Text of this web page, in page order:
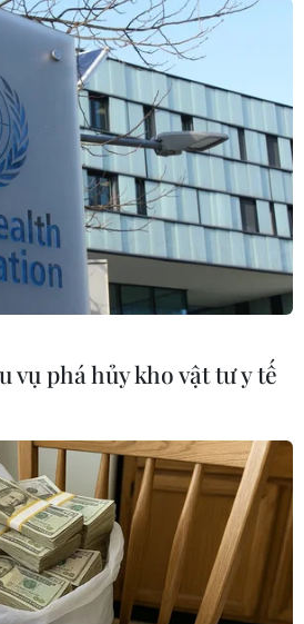
(TTXVN/Vietnam+)
Hàn Quốc
Mỹ
vụ phá hủy kho vật tư y tế